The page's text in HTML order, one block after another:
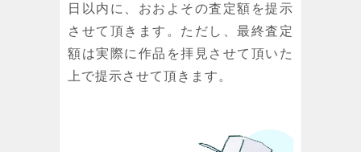
日以内に、おおよその査定額を提示
させて頂きます。ただし、最終査定
額は実際に作品を拝見させて頂いた
上で提示させて頂きます。